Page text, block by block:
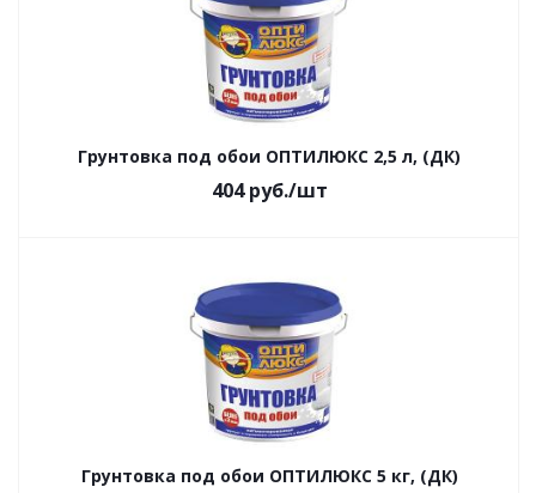
Грунтовка под обои ОПТИЛЮКС 2,5 л, (ДК)
404руб./шт
Грунтовка под обои ОПТИЛЮКС 5 кг, (ДК)